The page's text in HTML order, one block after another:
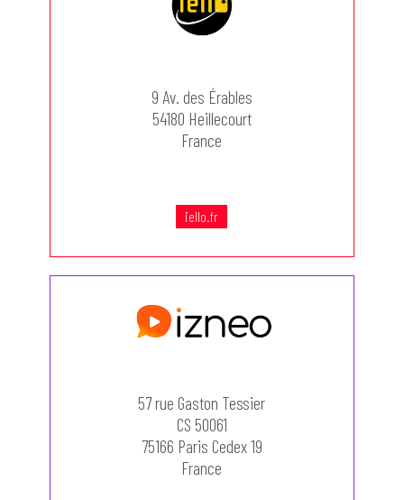
9 Av. des Érables
54180 Heillecourt
France
iello.fr
57 rue Gaston Tessier
CS 50061
75166 Paris Cedex 19
France